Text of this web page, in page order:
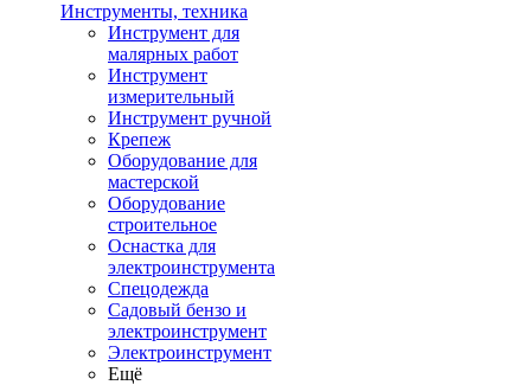
Инструменты, техника
Инструмент для
малярных работ
Инструмент
измерительный
Инструмент ручной
Крепеж
Оборудование для
мастерской
Оборудование
строительное
Оснастка для
электроинструмента
Спецодежда
Садовый бензо и
электроинструмент
Электроинструмент
Ещё